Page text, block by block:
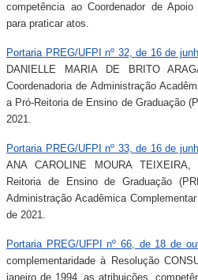
competência ao Coordenador de
para praticar atos.
Portaria PREG/UFPI nº 32, de 16 de
DANIELLE MARIA DE BRITO
Coordenadoria de Administração
a Pró-Reitoria de Ensino de Graduação
2021.
Portaria PREG/UFPI nº 33, de 16 de
ANA CAROLINE MOURA
Reitoria de Ensino de Graduação
Administração Acadêmica
de 2021.
Portaria PREG/UFPI nº 66, de 18 de
complementaridade à Resolução
janeiro de 1994, as atribuições,